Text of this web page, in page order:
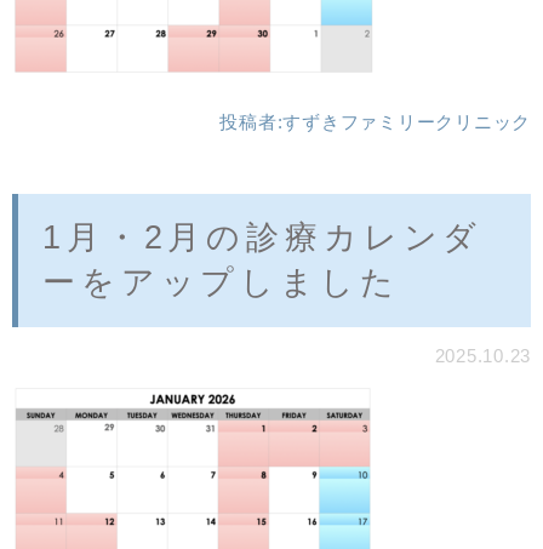
投稿者:すずきファミリークリニック
1月・2月の診療カレンダ
ーをアップしました
2025.10.23